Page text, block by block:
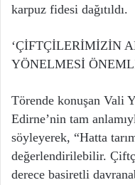
karpuz fidesi dağıtıldı.
‘ÇİFTÇİLERİMİZİN
YÖNELMESİ
Törende konuşan Vali
Edirne’nin tam
söyleyerek, “Hatta
değerlendirilebilir.
derece basiretli